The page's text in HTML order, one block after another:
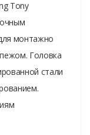
Tony
монтажно
Головка
стали